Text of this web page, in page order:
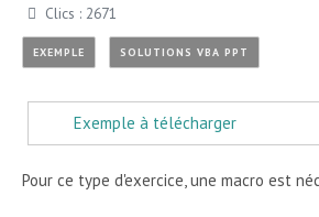
Clics : 2671
EXEMPLE SOLUTIONS VBA PPT
Exemple à télécharger
Pour ce type d'exercice, une macro est